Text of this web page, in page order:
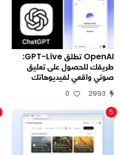
OpenAI تطلق GPT-Live:
طريقك للحصول على تعليق
صوتي واقعي لفيديوهاتك
2993
0
5